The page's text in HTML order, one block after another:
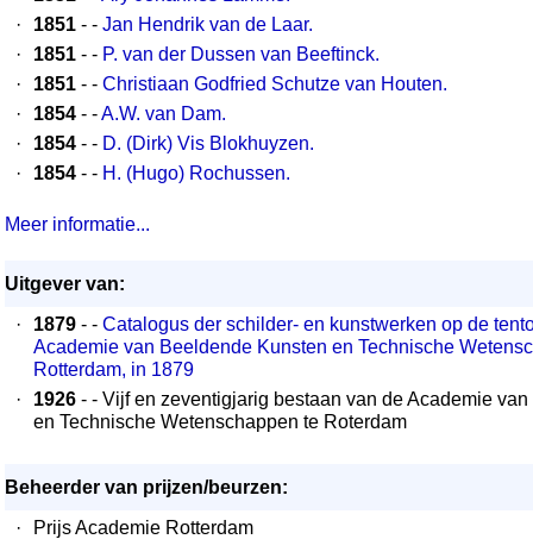
·
1851 - - Jan Hendrik van de Laar.
·
1851 - - P. van der Dussen van Beeftinck.
·
1851 - - Christiaan Godfried Schutze van Houten.
·
1854 - -A.W. van Dam.
·
1854 - - D. (Dirk) Vis Blokhuyzen.
·
1854 - - H. (Hugo) Rochussen.
Meer informatie...
Uitgever van:
·
1879 - - Catalogus der schilder- en kunstwerken op de
Academie van Beeldende Kunsten en Technische
Rotterdam, in 1879
·
1926 - - Vijf en zeventigjarig bestaan van de Academie
en Technische Wetenschappen te Roterdam
Beheerder van prijzen/beurzen:
·
Prijs Academie Rotterdam